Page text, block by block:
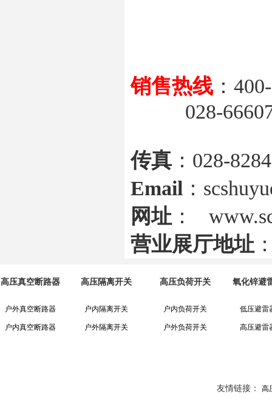
销售热线 ：
028-
传真 ：028-
Email ：
网址 ：
营业展厅地址
高压真空断路器
户外真空断路器
户内真空断路器
高压隔离开关
户内隔离开关
户外隔离开关
高压负荷开关
户内负荷开关
户外负荷开关
氧化锌避
低压避雷
高压避雷
友情链接： 高